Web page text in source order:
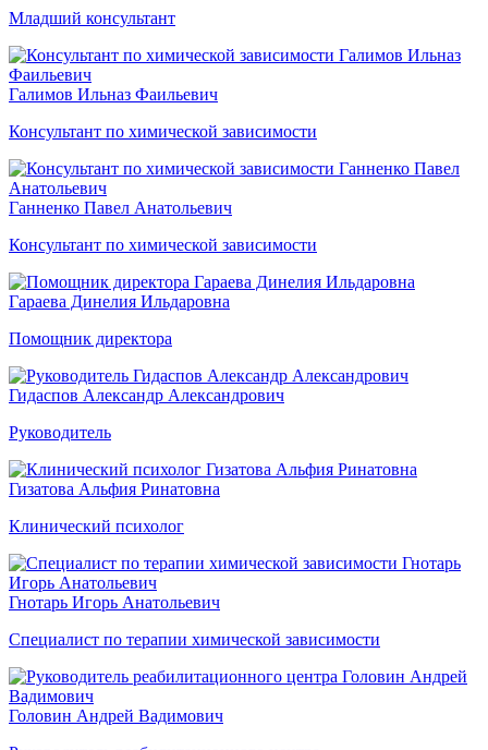
Младший консультант
Галимов Ильназ Фаильевич
Консультант по химической зависимости
Ганненко Павел Анатольевич
Консультант по химической зависимости
Гараева Динелия Ильдаровна
Помощник директора
Гидаспов Александр Александрович
Руководитель
Гизатова Альфия Ринатовна
Клинический психолог
Гнотарь Игорь Анатольевич
Специалист по терапии химической зависимости
Головин Андрей Вадимович